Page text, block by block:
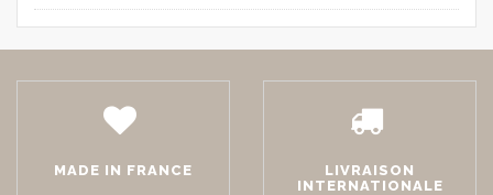
MADE IN FRANCE
LIVRAISON
INTERNATIONALE